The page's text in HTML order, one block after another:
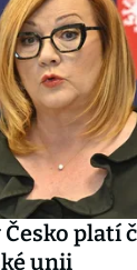
platí
unii